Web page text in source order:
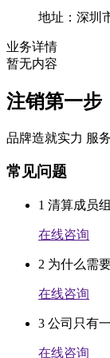
地址： 深圳
业务详情
暂无内容
注销第一步
品牌造就实力 服
常见问题
1 清算成员
在线咨询
2 为什么需
在线咨询
3 公司只有
在线咨询